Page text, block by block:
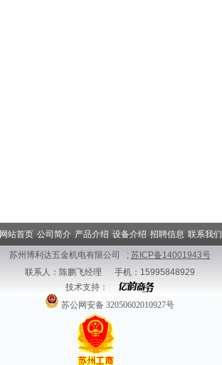
网站首页 公司简介 产品介绍 设备介绍 招聘信息 联系我们
苏州博利达五金机电有限公司 ; 苏ICP备14001943号
联系人：陈鹏飞经理 手机：15995848929
技术支持：
苏公网安备 32050602010927号